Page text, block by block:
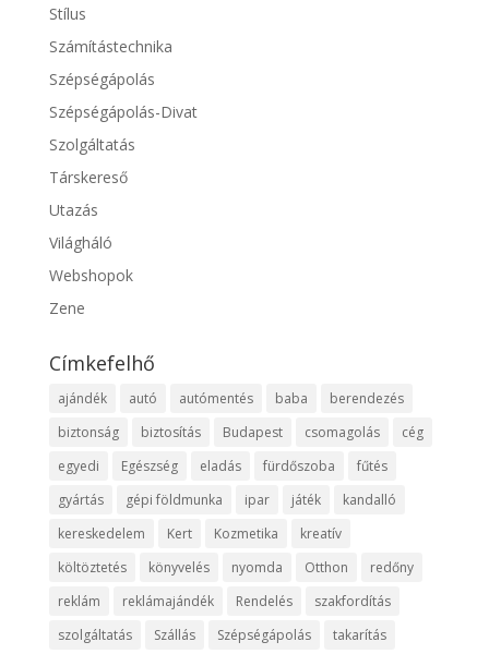
Stílus
Számítástechnika
Szépségápolás
Szépségápolás-Divat
Szolgáltatás
Társkereső
Utazás
Világháló
Webshopok
Zene
Címkefelhő
ajándék autó autómentés baba
berendezés
biztonság
biztosítás Budapest csomagolás
cég
egyedi
Egészség eladás fürdőszoba
fűtés
gyártás
gépi földmunka ipar játék
kandalló
kereskedelem
Kert Kozmetika
kreatív
költöztetés
könyvelés nyomda Otthon
redőny
reklám
reklámajándék Rendelés
szakfordítás
szolgáltatás
Szállás Szépségápolás takarítás